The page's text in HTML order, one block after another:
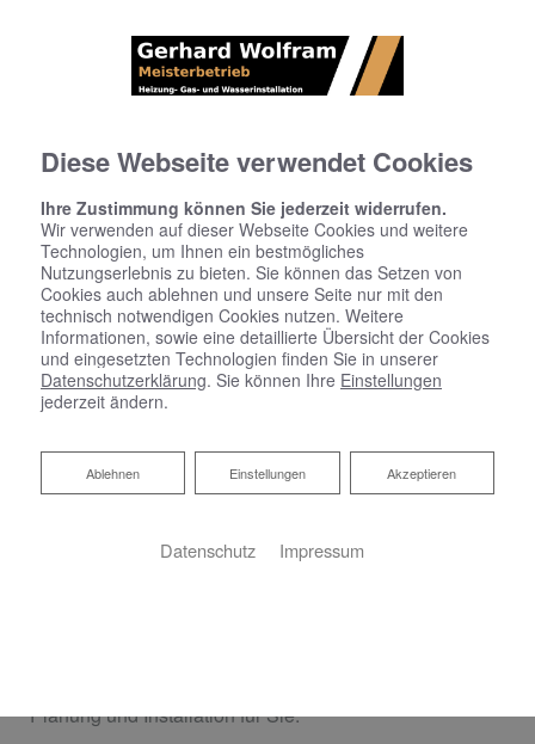
Wand- und Fußbodenheizung
Planung und Installation für Sie.
Diese Webseite verwendet Cookies
Ihre Zustimmung können Sie jederzeit widerrufen.
Wir verwenden auf dieser Webseite Cookies und weitere
Technologien, um Ihnen ein bestmögliches
Nutzungserlebnis zu bieten. Sie können das Setzen von
Cookies auch ablehnen und unsere Seite nur mit den
technisch notwendigen Cookies nutzen. Weitere
Informationen, sowie eine detaillierte Übersicht der Cookies
und eingesetzten Technologien finden Sie in unserer
Datenschutzerklärung. Sie können Ihre Einstellungen
jederzeit ändern.
Akzeptieren
Einstellungen
Ablehnen
Ablehnen
Datenschutz Impressum